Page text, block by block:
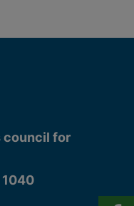
council for
1040